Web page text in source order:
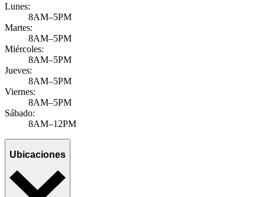
Lunes:
8AM–5PM
Martes:
8AM–5PM
Miércoles:
8AM–5PM
Jueves:
8AM–5PM
Viernes:
8AM–5PM
Sábado:
8AM–12PM
Ubicaciones